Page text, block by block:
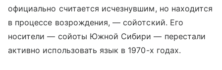
официально считается исчезнувшим, но находится
в процессе возрождения, — сойотский. Его
носители — сойоты Южной Сибири — перестали
активно использовать язык в 1970-х годах.